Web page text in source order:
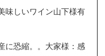
味しいワイン山下様有
に恐縮。。大家様：感